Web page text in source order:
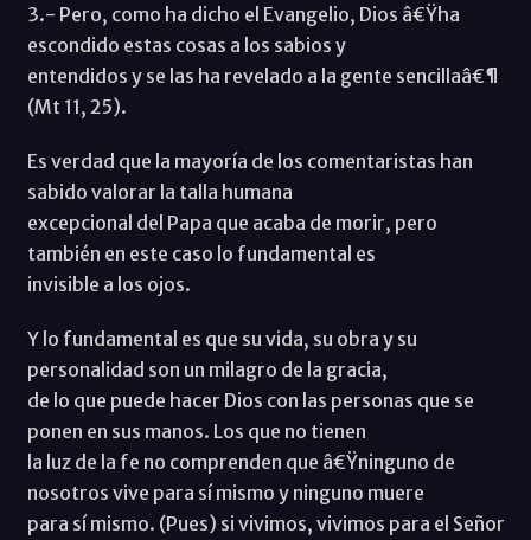
3.- Pero, como ha dicho el Evangelio, Dios â€Ÿha
escondido estas cosas a los sabios y
entendidos y se las ha revelado a la gente sencillaâ€¶
(Mt 11, 25).
Es verdad que la mayoría de los comentaristas han
sabido valorar la talla humana
excepcional del Papa que acaba de morir, pero
también en este caso lo fundamental es
invisible a los ojos.
Y lo fundamental es que su vida, su obra y su
personalidad son un milagro de la gracia,
de lo que puede hacer Dios con las personas que se
ponen en sus manos. Los que no tienen
la luz de la fe no comprenden que â€Ÿninguno de
nosotros vive para sí mismo y ninguno muere
para sí mismo. (Pues) si vivimos, vivimos para el Señor